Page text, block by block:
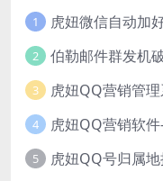
1
2
3 虎妞QQ营销管
4
5